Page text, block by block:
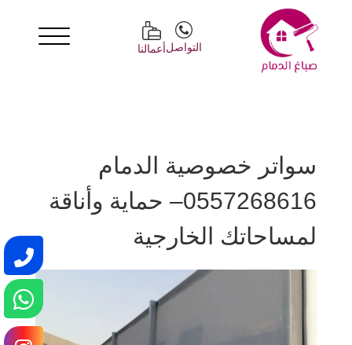
أعمالناالتواصل
سواتر خصوصية الدمام
0557268616– حماية وأناقة
لمساحاتك الخارجية